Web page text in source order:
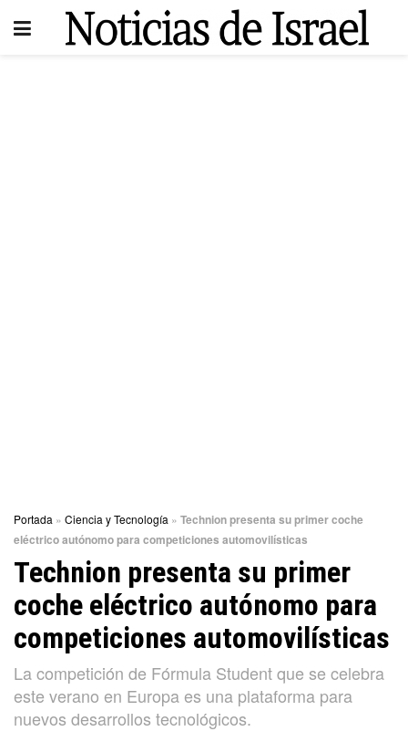
Portada » Ciencia y Tecnología » Technion presenta su primer coche
eléctrico autónomo para competiciones automovilísticas
Technion presenta su primer
coche eléctrico autónomo para
competiciones automovilísticas
La competición de Fórmula Student que se celebra
este verano en Europa es una plataforma para
nuevos desarrollos tecnológicos.